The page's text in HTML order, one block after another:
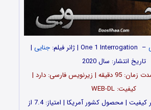
– One 1 Interrogation | ژانر فیلم: جنایی |
تاریخ انتشار: سال 2020
زبان: انگلیسی | مدت زمان: 95 دقیقه | زیرنویس فارسی: دارد |
کیفیت: WEB-DL
حجم: متفاوت با هر کیفیت | محصول کشور آمریکا | امتیاز: 7.4 از